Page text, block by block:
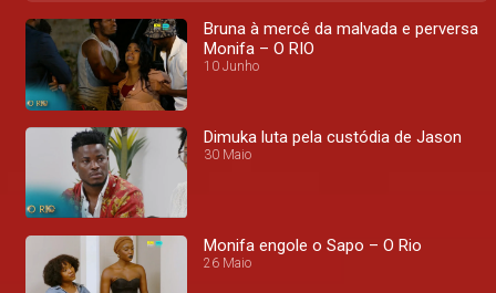
Bruna à mercê da malvada e perversa
Monifa – O RIO
10 Junho
Dimuka luta pela custódia de Jason
30 Maio
Monifa engole o Sapo – O Rio
26 Maio